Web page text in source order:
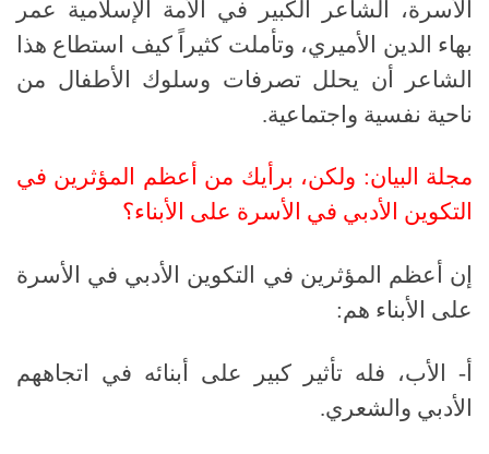
الأسرة، الشاعر الكبير في الأمة الإسلامية عمر
بهاء الدين الأميري، وتأملت كثيراً كيف استطاع هذا
الشاعر أن يحلل تصرفات وسلوك الأطفال من
ناحية نفسية واجتماعية.
مجلة البيان: ولكن، برأيك من أعظم المؤثرين في
التكوين الأدبي في الأسرة على الأبناء؟
إن أعظم المؤثرين في التكوين الأدبي في الأسرة
على الأبناء هم:
- الأب، فله تأثير كبير على أبنائه في اتجاههم
الأدبي والشعري.